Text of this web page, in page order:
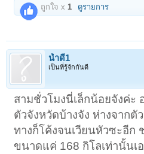
ถูกใจ x 1 ดูรายการ
น้ำดี1
เป็นที่รู้จักกันดี
สามชั่วโมงนี่เล็กน้อยจังค่ะ
ตัวจังหวัดบ้างจัง ห่างจากตั
ทางก็โค้งจนเวียนหัวซะอีก
ขนาดแค่ 168 กิโลเท่านั้นเ